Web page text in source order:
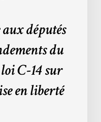
députés
du
C-14 sur
en liberté